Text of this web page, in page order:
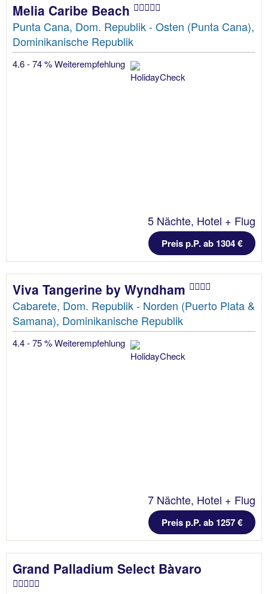
Melia Caribe Beach
Punta Cana, Dom. Republik - Osten (Punta Cana),
Dominikanische Republik
4.6 - 74 % Weiterempfehlung
5 Nächte, Hotel + Flug
Preis p.P. ab 1304 €
Viva Tangerine by Wyndham
Cabarete, Dom. Republik - Norden (Puerto Plata &
Samana), Dominikanische Republik
4.4 - 75 % Weiterempfehlung
7 Nächte, Hotel + Flug
Preis p.P. ab 1257 €
Grand Palladium Select Bàvaro